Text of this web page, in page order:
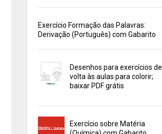
Exercício Formação das Palavras:
Derivação (Português) com Gabarito
Desenhos para exercícios de
volta às aulas para colorir;
baixar PDF grátis
Exercício sobre Matéria